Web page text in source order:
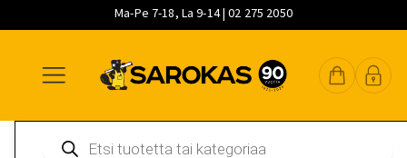
Ma-Pe 7-18, La 9-14 | 02 275 2050
navigointiin
sisältöön
pääsisältöön
search